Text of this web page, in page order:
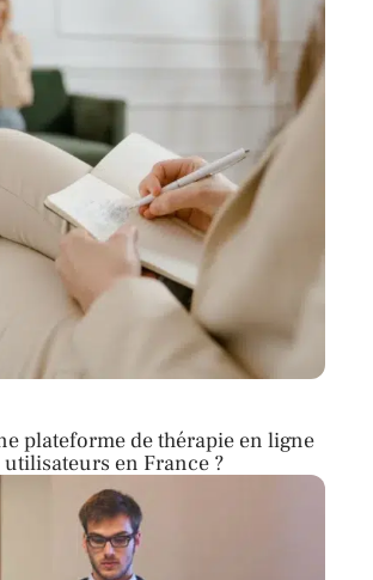
plateforme de thérapie en ligne
en France ?